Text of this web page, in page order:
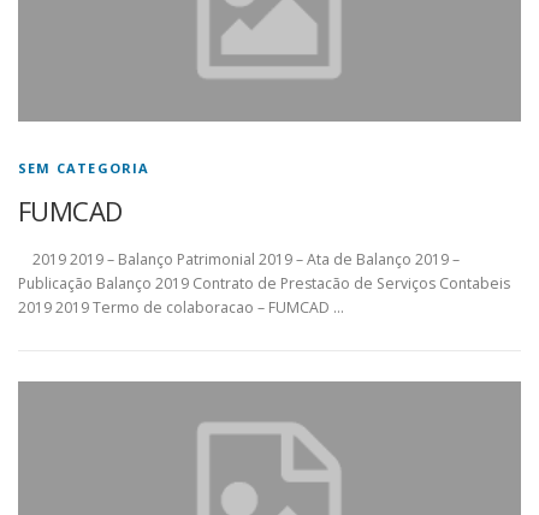
SEM CATEGORIA
FUMCAD
2019 2019 – Balanço Patrimonial 2019 – Ata de Balanço 2019 –
Publicação Balanço 2019 Contrato de Prestacão de Serviços Contabeis
2019 2019 Termo de colaboracao – FUMCAD …